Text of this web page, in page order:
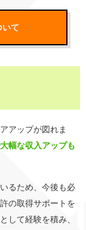
いて
アップが図れま
幅な収入アップも
るため、今後も必
の取得サポートを
して経験を積み、